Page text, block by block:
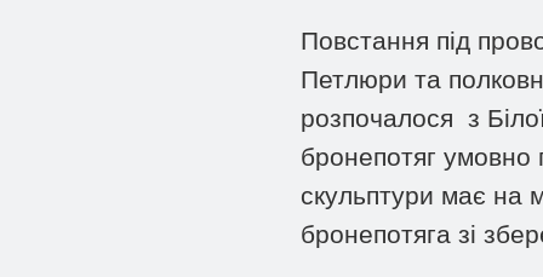
Повстання під
Петлюри та
розпочалося з
бронепотяг умовно
скульптури має на
бронепотяга зі